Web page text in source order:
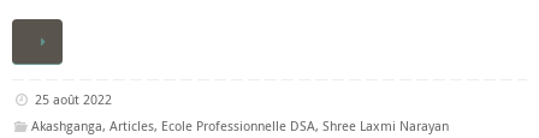
25 août 2022
Akashganga, Articles, Ecole Professionnelle DSA, Shree Laxmi Narayan